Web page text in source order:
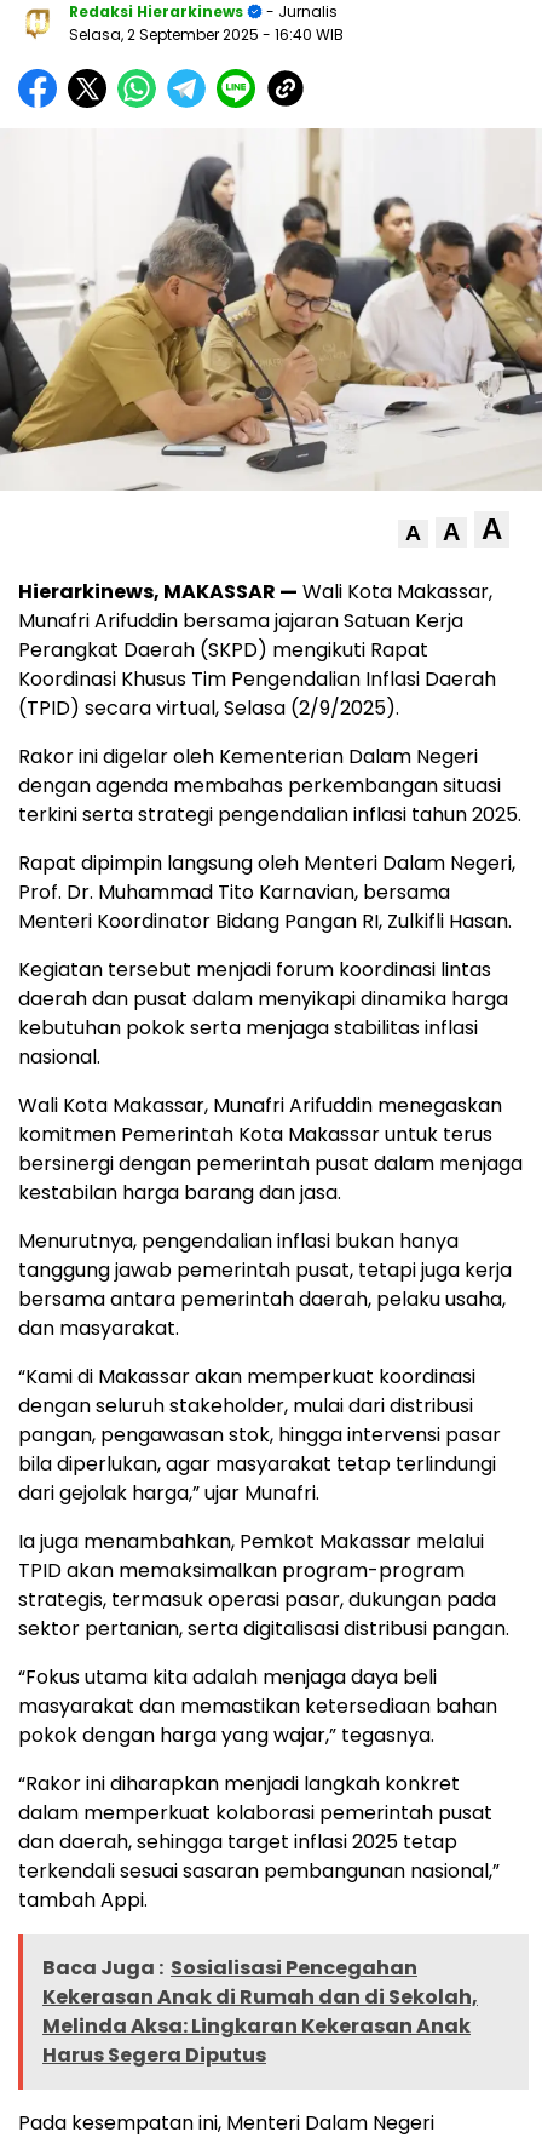
Redaksi Hierarkinews
- Jurnalis
Selasa, 2 September 2025 - 16:40 WIB
A A A
Hierarkinews, MAKASSAR — Wali Kota Makassar,
Munafri Arifuddin bersama jajaran Satuan Kerja
Perangkat Daerah (SKPD) mengikuti Rapat
Koordinasi Khusus Tim Pengendalian Inflasi Daerah
(TPID) secara virtual, Selasa (2/9/2025).
Rakor ini digelar oleh Kementerian Dalam Negeri
dengan agenda membahas perkembangan situasi
terkini serta strategi pengendalian inflasi tahun 2025.
Rapat dipimpin langsung oleh Menteri Dalam Negeri,
Prof. Dr. Muhammad Tito Karnavian, bersama
Menteri Koordinator Bidang Pangan RI, Zulkifli Hasan.
Kegiatan tersebut menjadi forum koordinasi lintas
daerah dan pusat dalam menyikapi dinamika harga
kebutuhan pokok serta menjaga stabilitas inflasi
nasional.
Wali Kota Makassar, Munafri Arifuddin menegaskan
komitmen Pemerintah Kota Makassar untuk terus
bersinergi dengan pemerintah pusat dalam menjaga
kestabilan harga barang dan jasa.
Menurutnya, pengendalian inflasi bukan hanya
tanggung jawab pemerintah pusat, tetapi juga kerja
bersama antara pemerintah daerah, pelaku usaha,
dan masyarakat.
“Kami di Makassar akan memperkuat koordinasi
dengan seluruh stakeholder, mulai dari distribusi
pangan, pengawasan stok, hingga intervensi pasar
bila diperlukan, agar masyarakat tetap terlindungi
dari gejolak harga,” ujar Munafri.
Ia juga menambahkan, Pemkot Makassar melalui
TPID akan memaksimalkan program-program
strategis, termasuk operasi pasar, dukungan pada
sektor pertanian, serta digitalisasi distribusi pangan.
“Fokus utama kita adalah menjaga daya beli
masyarakat dan memastikan ketersediaan bahan
pokok dengan harga yang wajar,” tegasnya.
“Rakor ini diharapkan menjadi langkah konkret
dalam memperkuat kolaborasi pemerintah pusat
dan daerah, sehingga target inflasi 2025 tetap
terkendali sesuai sasaran pembangunan nasional,”
tambah Appi.
Baca Juga : Sosialisasi Pencegahan
Kekerasan Anak di Rumah dan di Sekolah,
Melinda Aksa: Lingkaran Kekerasan Anak
Harus Segera Diputus
Pada kesempatan ini, Menteri Dalam Negeri